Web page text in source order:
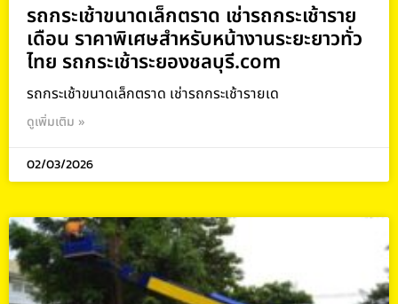
รถกระเช้าขนาดเล็กตราด เช่ารถกระเช้าราย
เดือน ราคาพิเศษสำหรับหน้างานระยะยาวทั่ว
ไทย รถกระเช้าระยองชลบุรี.com
รถกระเช้าขนาดเล็กตราด เช่ารถกระเช้ารายเด
ดูเพิ่มเติม »
02/03/2026